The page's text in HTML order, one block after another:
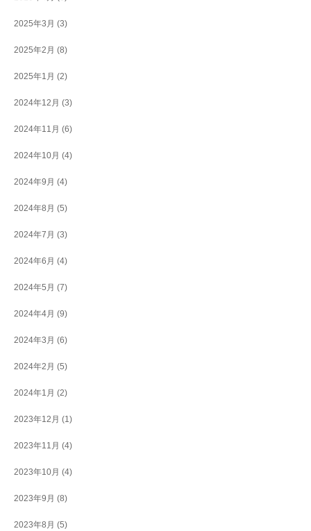
2025年3月 (3)
2025年2月 (8)
2025年1月 (2)
2024年12月 (3)
2024年11月 (6)
2024年10月 (4)
2024年9月 (4)
2024年8月 (5)
2024年7月 (3)
2024年6月 (4)
2024年5月 (7)
2024年4月 (9)
2024年3月 (6)
2024年2月 (5)
2024年1月 (2)
2023年12月 (1)
2023年11月 (4)
2023年10月 (4)
2023年9月 (8)
2023年8月 (5)